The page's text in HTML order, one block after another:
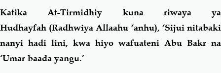
Katika At-Tirmidhiy kuna riwaya ya
Hudhayfah (Radhwiya Allaahu ‘anhu), ‘Sijui nitabaki
nanyi hadi lini, kwa hiyo wafuateni Abu Bakr na
‘Umar baada yangu.’